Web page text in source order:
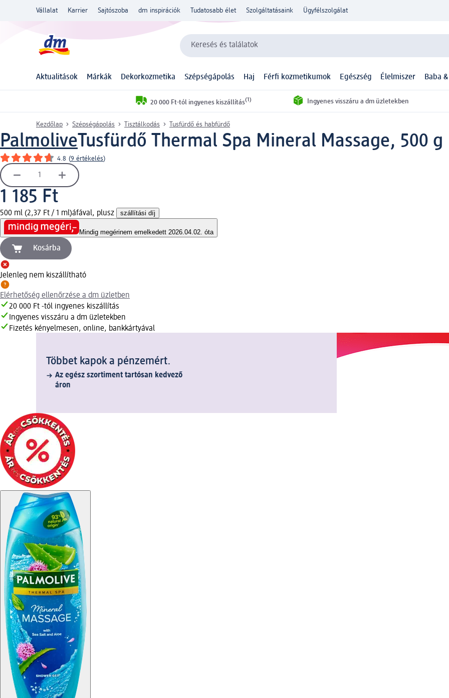
Vállalat Karrier Sajtószoba dm inspirációk Tudatosabb élet Szolgáltatásaink Ügyfélszolgálat
Keresés és találatok
Aktualitások Márkák Dekorkozmetika Szépségápolás Haj Férfi kozmetikumok Egészség Élelmiszer Baba
20 000 Ft-tól ingyenes kiszállítás(1) Ingyenes visszáru a dm üzletekben
Kezdőlap Szépségápolás Tisztálkodás Tusfürdő és habfürdő
PalmoliveTusfürdő Thermal Spa Mineral Massage, 500 g
4.8 (9 értékelés)
1 185 Ft
500 ml (2,37 Ft / 1 ml)áfával, plusz szállítási díj
Mindig megérinem emelkedett 2026.04.02. óta
Kosárba
Jelenleg nem kiszállítható
Elérhetőség ellenőrzése a dm üzletben
20 000 Ft -tól ingyenes kiszállítás
Ingyenes visszáru a dm üzletekben
Fizetés kényelmesen, online, bankkártyával
Többet kapok a pénzemért.
Az egész szortiment tartósan kedvező
áron